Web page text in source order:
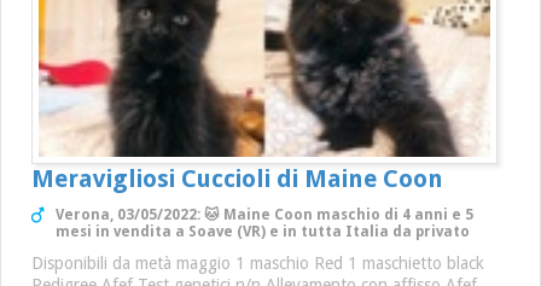
Meravigliosi Cuccioli di Maine Coon
Verona, 03/05/2022: 🐱 Maine Coon maschio di 4 anni e 5
mesi in vendita a Soave (VR) e in tutta Italia da privato
Disponibili da metà maggio 1 maschio Red 1 maschietto black